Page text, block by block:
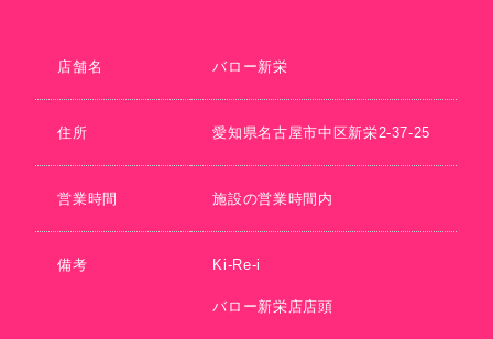
店舗名 バロー新栄
住所 愛知県名古屋市中区新栄2-37-25
営業時間 施設の営業時間内
備考 Ki-Re-i
バロー新栄店店頭